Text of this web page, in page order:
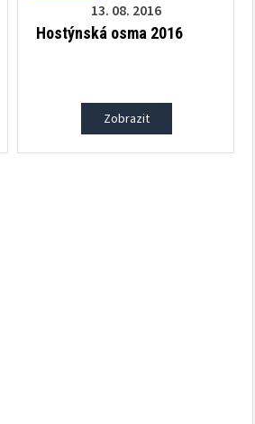
13. 08. 2016
Hostýnská osma 2016
Zobrazit